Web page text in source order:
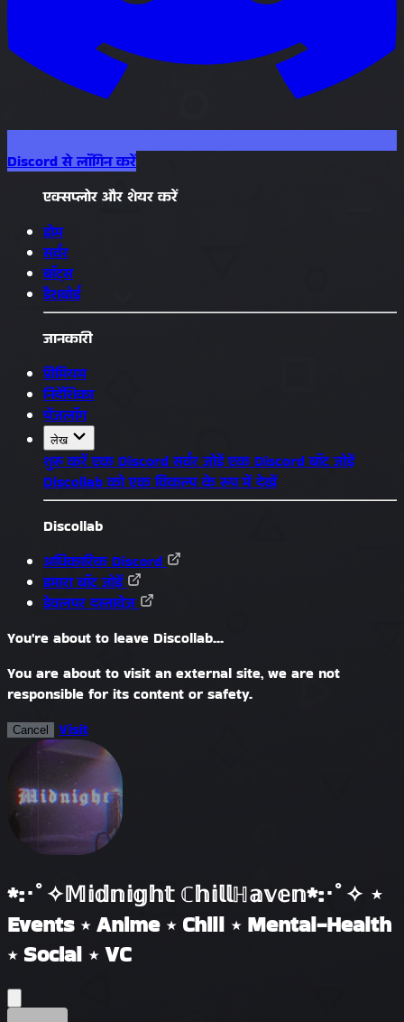
Discord से लॉगिन करें
एक्सप्लोर और शेयर करें
होम
सर्वर
बॉट्स
डैशबोर्ड
जानकारी
प्रीमियम
निर्देशिका
चेंजलॉग
लेख
शुरू करेंएक Discord सर्वर जोड़ेंएक Discord बॉट जोड़ें
Discollab को एक विकल्प के रूप में देखें
Discollab
अधिकारिक Discord
हमारा बॉट जोड़ें
डेवलपर दस्तावेज़
You're about to leave Discollab...
You are about to visit an external site, we are not
responsible for its content or safety.
Cancel Visit
*:･ﾟ✧𝕄𝕚𝕕𝕟𝕚𝕘𝕙𝕥 ℂ𝕙𝕚𝕝𝕝ℍ𝕒𝕧𝕖𝕟*:･ﾟ✧ ⋆
Events ⋆ Anime ⋆ Chill ⋆ Mental-Health
⋆ Social ⋆ VC